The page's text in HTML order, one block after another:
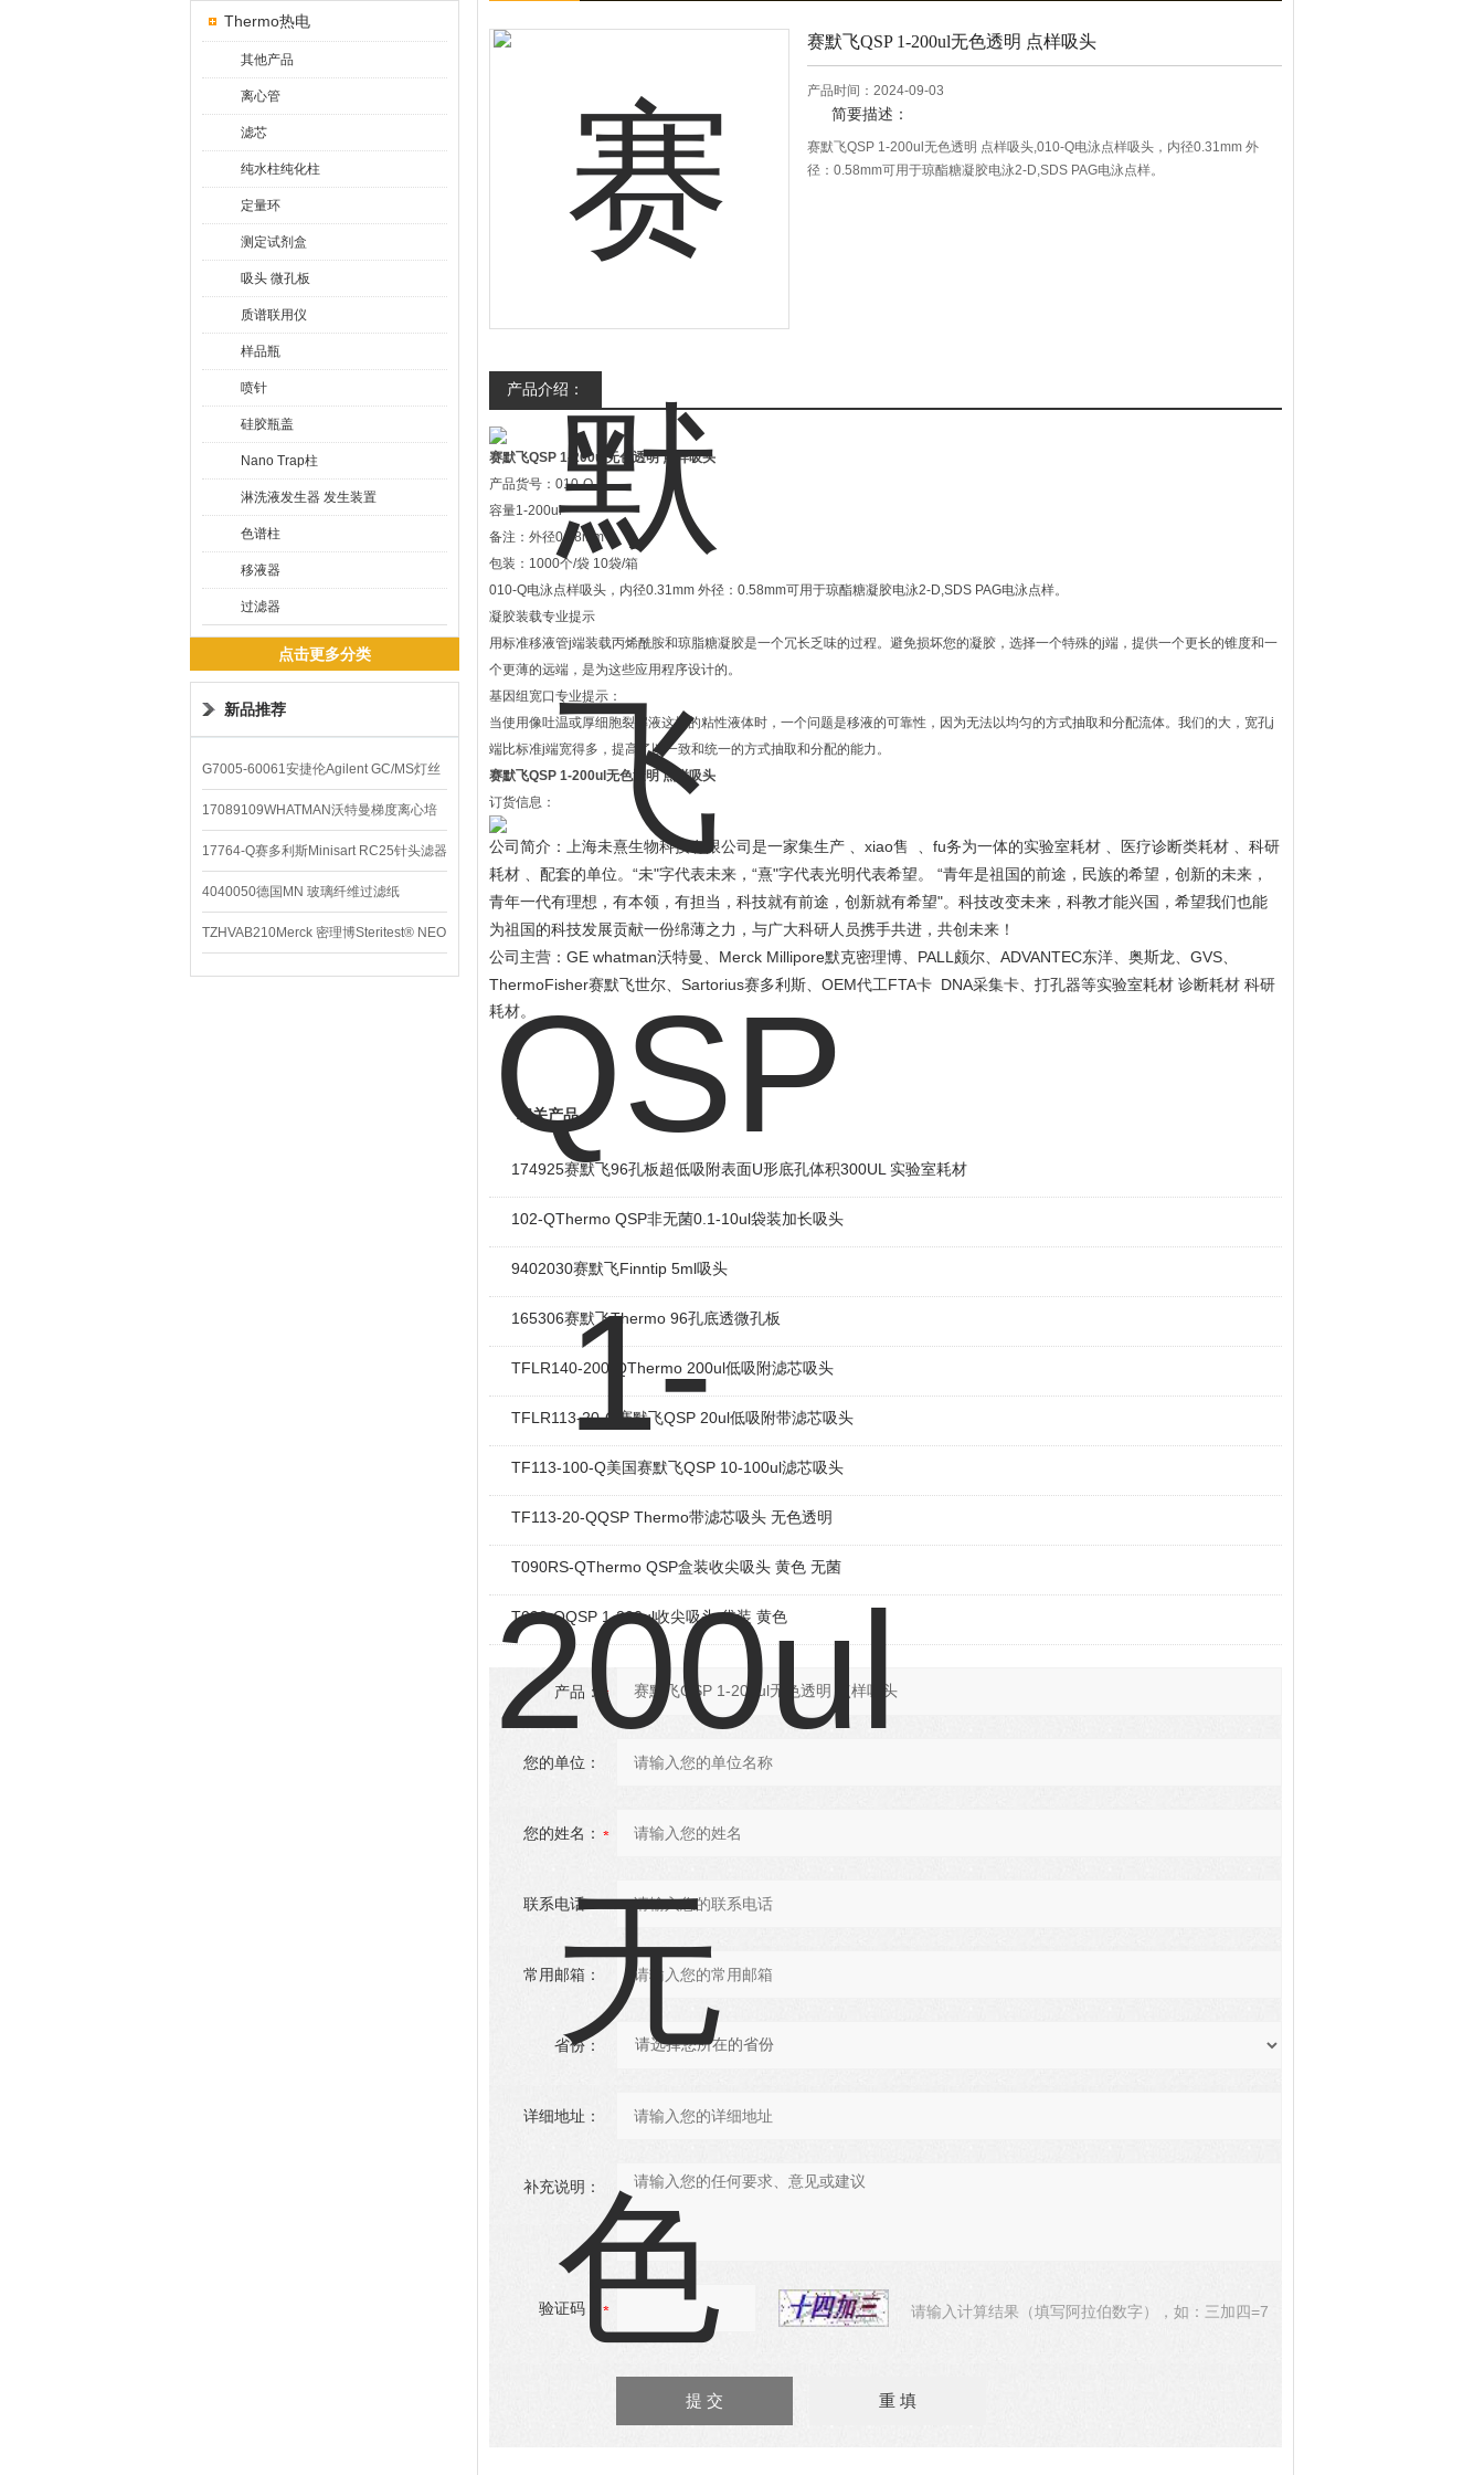
Thermo热电
其他产品
离心管
滤芯
纯水柱纯化柱
定量环
测定试剂盒
吸头 微孔板
质谱联用仪
样品瓶
喷针
硅胶瓶盖
Nano Trap柱
淋洗液发生器 发生装置
色谱柱
移液器
过滤器
点击更多分类
新品推荐
G7005-60061安捷伦Agilent GC/MS灯丝
配件
17089109WHATMAN沃特曼梯度离心培
养基
17764-Q赛多利斯Minisart RC25针头滤器
4040050德国MN 玻璃纤维过滤纸
TZHVAB210Merck 密理博Steritest® NEO
设备
赛默飞QSP 1-200ul无色透明 点样吸头
产品时间：2024-09-03
简要描述：
赛默飞QSP 1-200ul无色透明 点样吸头,010-Q电泳点样吸头，内径0.31mm 外
径：0.58mm可用于琼酯糖凝胶电泳2-D,SDS PAG电泳点样。
产品介绍：
赛默飞QSP 1-200ul无色透明 点样吸头
产品货号：010-Q
容量1-200ul
备注：外径0.58mm
包装：1000个/袋 10袋/箱
010-Q电泳点样吸头，内径0.31mm 外径：0.58mm可用于琼酯糖凝胶电泳2-D,SDS PAG电泳点样。
凝胶装载专业提示
用标准移液管j端装载丙烯酰胺和琼脂糖凝胶是一个冗长乏味的过程。避免损坏您的凝胶，选择一个特殊的j端，提供一个更长的锥度和一
个更薄的远端，是为这些应用程序设计的。
基因组宽口专业提示：
当使用像吐温或厚细胞裂解液这样的粘性液体时，一个问题是移液的可靠性，因为无法以均匀的方式抽取和分配流体。我们的大，宽孔j
端比标准j端宽得多，提高了以一致和统一的方式抽取和分配的能力。
赛默飞QSP 1-200ul无色透明 点样吸头
订货信息：
公司简介：上海未熹生物科技有限公司是一家集生产 xiao售 、 fu务为一体的实验室耗材 、医疗诊断类耗材 、科研
耗材 、配套的单位。 “未"字代表未来， “熹"字代表光明代表希望。 “青年是祖国的前途，民族的希望，创新的未来，
青年一代有理想，有本领，有担当，科技就有前途，创新就有希望"。科技改变未来，科教才能兴国，希望我们也能
为祖国的科技发展贡献一份绵薄之力，与广大科研人员携手共进，共创未来！
公司主营： GE whatman沃特曼、 Merck Millipore默克密理博、 PALL 颇尔、 ADVANTEC东洋、奥斯龙、 GVS、
ThermoFisher赛默飞世尔、 Sartorius赛多利斯、 OEM代工FTA卡 DNA采集卡、打孔器等实验室耗材 诊断耗材 科研
耗材。
相关产品
174925赛默飞96孔板超低吸附表面U形底孔体积300UL 实验室耗材
102-QThermo QSP非无菌0.1-10ul袋装加长吸头
9402030赛默飞Finntip 5ml吸头
165306赛默飞Thermo 96孔底透微孔板
TFLR140-200-QThermo 200ul低吸附滤芯吸头
TFLR113-20-Q赛默飞QSP 20ul低吸附带滤芯吸头
TF113-100-Q美国赛默飞QSP 10-100ul滤芯吸头
TF113-20-QQSP Thermo带滤芯吸头 无色透明
T090RS-QThermo QSP盒装收尖吸头 黄色 无菌
T090-QQSP 1-200ul收尖吸头 袋装 黄色
产品：
您的单位：
您的姓名：
联系电话：
常用邮箱：
省份：
详细地址：
补充说明：
验证码： 请输入计算结果（填写阿拉伯数字），如：三加四=7